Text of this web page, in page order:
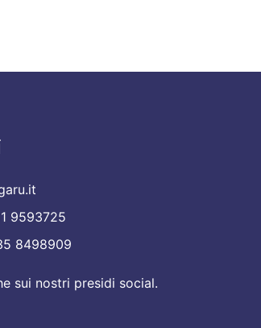
9593725
8498909
sui nostri presidi social.